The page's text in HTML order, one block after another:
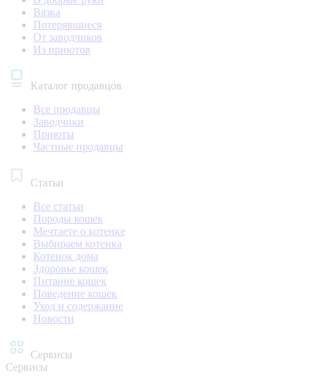
Вязка
Потерявшиеся
От заводчиков
Из приютов
Каталог продавцов
Все продавцы
Заводчики
Приюты
Частные продавцы
Статьи
Все статьи
Породы кошек
Мечтаете о котенке
Выбираем котенка
Котенок дома
Здоровье кошек
Питание кошек
Поведение кошек
Уход и содержание
Новости
Сервисы
Сервисы